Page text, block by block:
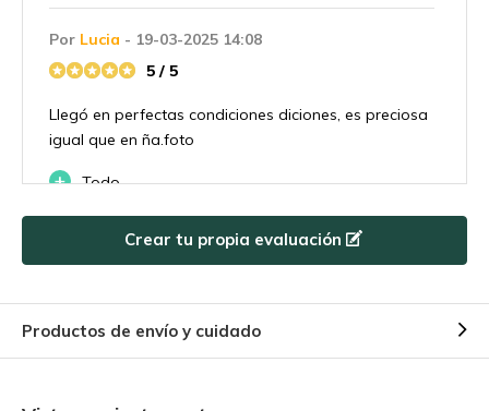
Por Lucia - 19-03-2025 14:08
5 / 5
Llegó en perfectas condiciones diciones, es preciosa
igual que en ña.foto
+ Todo
- Nada
Produit frais et eau.
Crear tu propia evaluación
Productos de envío y cuidado